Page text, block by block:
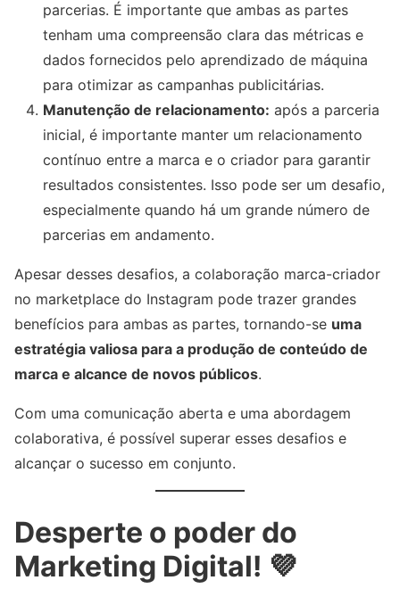
parcerias. É importante que ambas as partes
tenham uma compreensão clara das métricas e
dados fornecidos pelo aprendizado de máquina
para otimizar as campanhas publicitárias.
Manutenção de relacionamento: após a parceria
inicial, é importante manter um relacionamento
contínuo entre a marca e o criador para garantir
resultados consistentes. Isso pode ser um desafio,
especialmente quando há um grande número de
parcerias em andamento.
Apesar desses desafios, a colaboração marca-criador
no marketplace do Instagram pode trazer grandes
benefícios para ambas as partes, tornando-se uma
estratégia valiosa para a produção de conteúdo de
marca e alcance de novos públicos.
Com uma comunicação aberta e uma abordagem
colaborativa, é possível superar esses desafios e
alcançar o sucesso em conjunto.
Desperte o poder do
Marketing Digital! 💜